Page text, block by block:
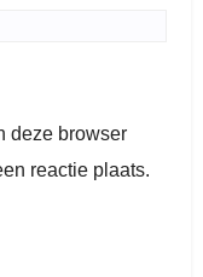
deze browser
reactie plaats.